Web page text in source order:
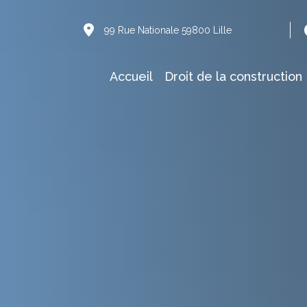
99 Rue Nationale 59800 Lille
Accueil Droit de la construction